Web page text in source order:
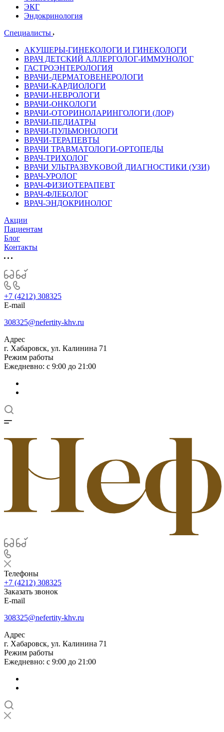
ЭКГ
Эндокринология
Специалисты
АКУШЕРЫ-ГИНЕКОЛОГИ И ГИНЕКОЛОГИ
ВРАЧ ДЕТСКИЙ АЛЛЕРГОЛОГ-ИММУНОЛОГ
ГАСТРОЭНТЕРОЛОГИЯ
ВРАЧИ-ДЕРМАТОВЕНЕРОЛОГИ
ВРАЧИ-КАРДИОЛОГИ
ВРАЧИ-НЕВРОЛОГИ
ВРАЧИ-ОНКОЛОГИ
ВРАЧИ-ОТОРИНОЛАРИНГОЛОГИ (ЛОР)
ВРАЧИ-ПЕДИАТРЫ
ВРАЧИ-ПУЛЬМОНОЛОГИ
ВРАЧИ-ТЕРАПЕВТЫ
ВРАЧИ ТРАВМАТОЛОГИ-ОРТОПЕДЫ
ВРАЧ-ТРИХОЛОГ
ВРАЧИ УЛЬТРАЗВУКОВОЙ ДИАГНОСТИКИ (УЗИ)
ВРАЧ-УРОЛОГ
ВРАЧ-ФИЗИОТЕРАПЕВТ
ВРАЧ-ФЛЕБОЛОГ
ВРАЧ-ЭНДОКРИНОЛОГ
Акции
Пациентам
Блог
Контакты
+7 (4212) 308325
E-mail
308325@nefertity-khv.ru
Адрес
г. Хабаровск, ул. Калинина 71
Режим работы
Ежедневно: с 9:00 до 21:00
Телефоны
+7 (4212) 308325
Заказать звонок
E-mail
308325@nefertity-khv.ru
Адрес
г. Хабаровск, ул. Калинина 71
Режим работы
Ежедневно: с 9:00 до 21:00